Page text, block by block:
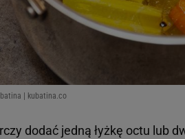
| kubatina.co
dodać jedną łyżkę octu lub